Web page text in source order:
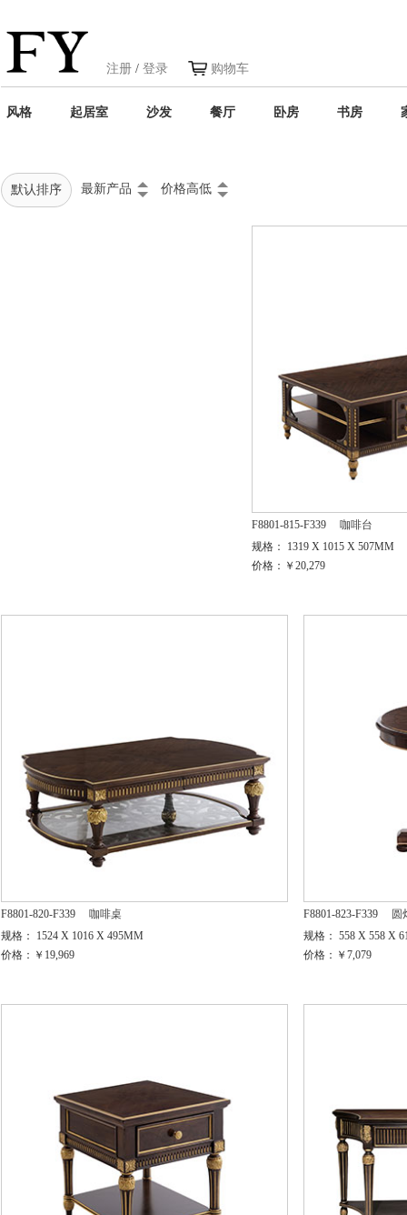
注册 / 登录 购物车
风格 起居室 沙发 餐厅 卧房 书房
默认排序 最新产品 价格高低
F8801-815-F339
咖啡台
规格： 1319 X 1015 X 507MM
价格：￥20,279
F8801-820-F339
咖啡桌
规格： 1524 X 1016 X 495MM
价格：￥19,969
F8801-823-F339
圆
规格： 558 X 558 X
价格：￥7,079